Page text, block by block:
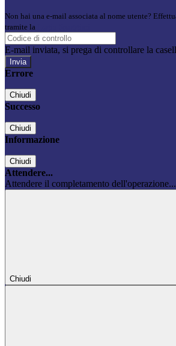
Non hai una e-mail associata al nome utente?
tramite la
E-mail inviata, si prega di controllare la
Errore
Chiudi
Successo
Chiudi
Informazione
Chiudi
Attendere...
Attendere il completamento dell'operazione...
Chiudi